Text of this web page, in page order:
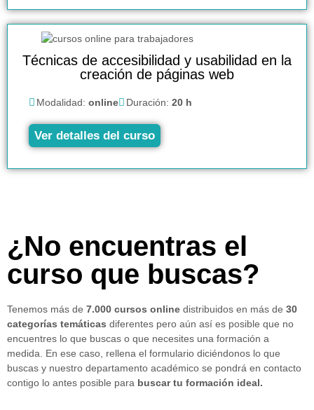
Técnicas de accesibilidad y usabilidad en la
creación de páginas web
Modalidad: online Duración: 20 h
Ver detalles del curso
¿No encuentras el
curso que buscas?
Tenemos más de 7.000 cursos online distribuidos en más de 30
categorías temáticas diferentes pero aún así es posible que no
encuentres lo que buscas o que necesites una formación a
medida. En ese caso, rellena el formulario diciéndonos lo que
buscas y nuestro departamento académico se pondrá en contacto
contigo lo antes posible para buscar tu formación ideal.